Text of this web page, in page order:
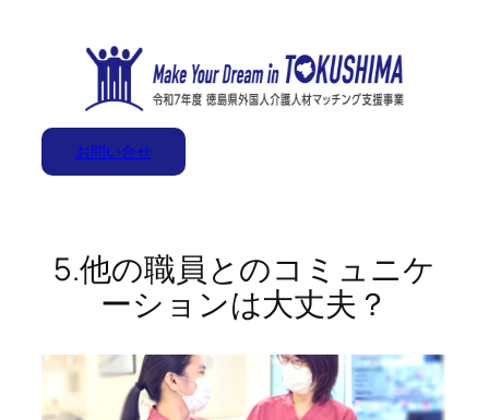
お問い合せ
5.他の職員とのコミュニケ
ーションは大丈夫？